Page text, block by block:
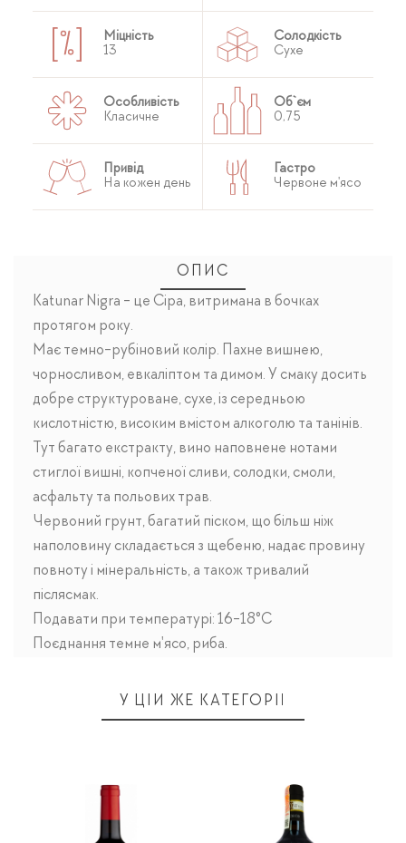
Міцність
13
Солодкість
Сухе
Особливість
Класичне
Об`єм
0,75
Привід
На кожен день
Гастро
Червоне м'ясо
ОПИС
Katunar Nigra - це Cіра, витримана в бочках
протягом року.
Має темно-рубіновий колір. Пахне вишнею,
чорносливом, евкаліптом та димом. У смаку досить
добре структуроване, сухе, із середньою
кислотністю, високим вмістом алкоголю та танінів.
Тут багато екстракту, вино наповнене нотами
стиглої вишні, копченої сливи, солодки, смоли,
асфальту та польових трав.
Червоний грунт, багатий піском, що більш ніж
наполовину складається з щебеню, надає провину
повноту і мінеральність, а також тривалий
післясмак.
Подавати при температурі: 16-18°C
Поєднання темне м'ясо, риба.
У ЦІЙ ЖЕ КАТЕГОРІЇ